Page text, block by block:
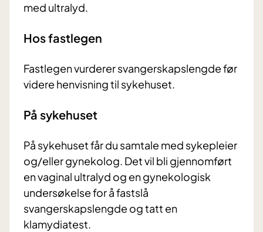
med ultralyd.
Hos fastlegen
Fastlegen vurderer svangerskapslengde før
videre henvisning til sykehuset.
På sykehuset
På sykehuset får du samtale med sykepleier
og/eller gynekolog. Det vil bli gjennomført
en vaginal ultralyd og en gynekologisk
undersøkelse for å fastslå
svangerskapslengde og tatt en
klamydiatest.